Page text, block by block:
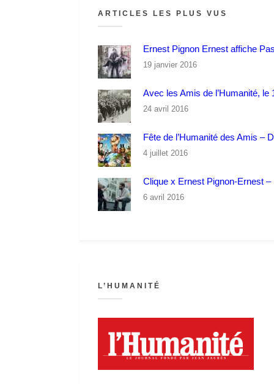
ARTICLES LES PLUS VUS
Ernest Pignon Ernest affiche
19 janvier 2016
Avec les Amis de l’Humanité, le
24 avril 2016
Fête de l’Humanité des Amis –
4 juillet 2016
Clique x Ernest Pignon-Ernest
6 avril 2016
L’HUMANITÉ